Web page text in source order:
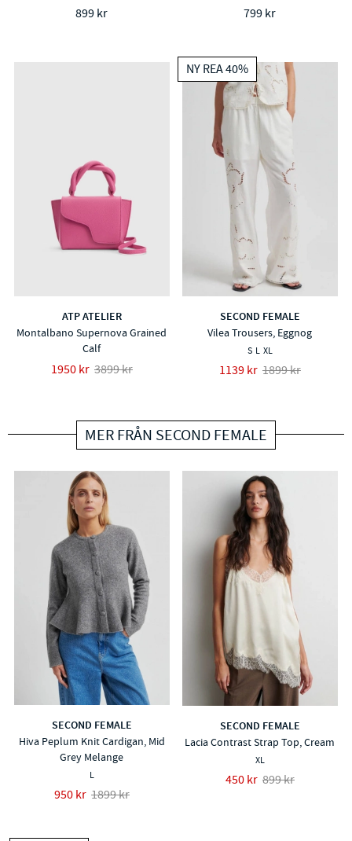
899 kr 799 kr
ATP ATELIER
Montalbano Supernova Grained
Calf
1950 kr 3899 kr
NY REA 40%
SECOND FEMALE
Vilea Trousers, Eggnog
S L XL
1139 kr 1899 kr
MER FRÅN SECOND FEMALE
SECOND FEMALE
Hiva Peplum Knit Cardigan, Mid
Grey Melange
L
950 kr 1899 kr
SECOND FEMALE
Lacia Contrast Strap Top, Cream
XL
450 kr 899 kr